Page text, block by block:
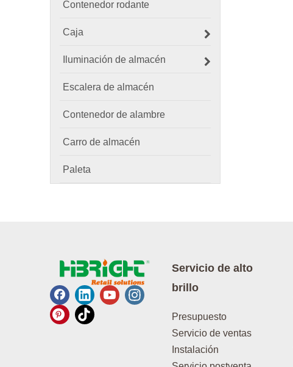
Contenedor rodante
Caja
Iluminación de almacén
Escalera de almacén
Contenedor de alambre
Carro de almacén
Paleta
Servicio de alto
brillo
Presupuesto
Servicio de ventas
Instalación